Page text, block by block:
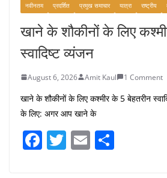
नवीनतम
प्रदर्शित प्रमुख समाचार यात्रा राष्ट्रीय
खाने के शौकीनों के लिए
स्वादिष्ट व्यंजन
August 6, 2026 Amit Kaul 1 Comment
खाने के शौकीनों के लिए कश्मीर के 5 बेहतरीन
के लिए: अगर आप खाने के
F T E